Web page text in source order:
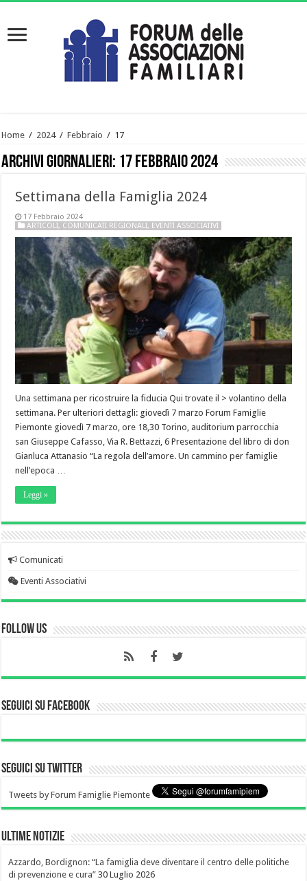
Home / 2024 / Febbraio / 17
Archivi giornalieri: 17 Febbraio 2024
Settimana della Famiglia 2024
17 Febbraio 2024
ARTICOLI, COMUNICATI REGIONALI, EVENTI ASSOCIATIVI
Una settimana per ricostruire la fiducia Qui trovate il > volantino della
settimana. Per ulteriori dettagli: giovedì 7 marzo Forum Famiglie
Piemonte giovedì 7 marzo, ore 18,30 Torino, auditorium parrocchia
san Giuseppe Cafasso, Via R. Bettazzi, 6 Presentazione del libro di don
Gianluca Attanasio “La regola dell’amore. Un cammino per famiglie
nell’epoca …
Leggi »
Comunicati
Eventi Associativi
Follow Us
Seguici su Facebook
Seguici su Twitter
Tweets by Forum Famiglie Piemonte
Ultime notizie
Azzardo, Bordignon: “La famiglia deve diventare il centro delle politiche
di prevenzione e cura” 30 Luglio 2026